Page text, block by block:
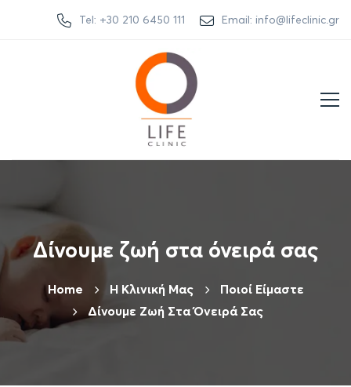
Tel: +30 210 6450 111 Email: info@lifeclinic.gr
Δίνουμε ζωή στα όνειρά σας
Home Η Κλινική Μας
Ποιοί Είμαστε
Δίνουμε Ζωή Στα Όνειρά Σας